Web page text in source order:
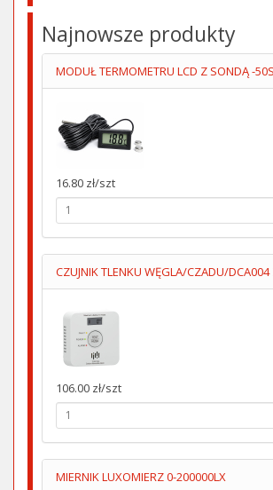
Najnowsze produkty
16.80 zł/szt
106.00 zł/szt
MIERNIK LUXOMIERZ 0-200000LX